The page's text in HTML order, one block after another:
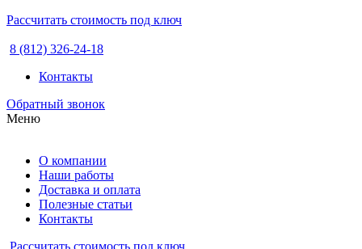
Рассчитать стоимость под ключ
8 (812) 326-24-18
Контакты
Обратный звонок
Меню
О компании
Наши работы
Доставка и оплата
Полезные статьи
Контакты
Рассчитать стоимость под ключ